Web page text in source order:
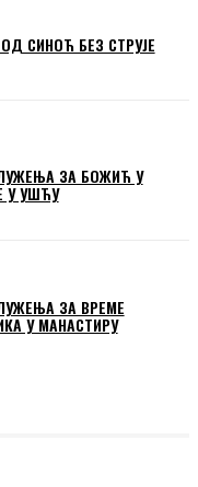
СИНОЋ БЕЗ СТРУЈЕ
ЗА БОЖИЋ У
У УШЋУ
ЗА ВРЕМЕ
У МАНАСТИРУ